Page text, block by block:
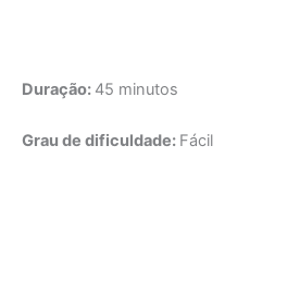
Duração: 45 minutos
Grau de dificuldade: Fácil